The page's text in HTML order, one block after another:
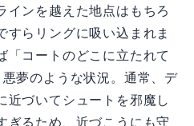
インを越えた地点はもちろ
すらリングに吸い込まれま
「コートのどこに立たれて
夢のような状況。通常、デ
近づいてシュートを邪魔し
ぎるため、近づこうにも守